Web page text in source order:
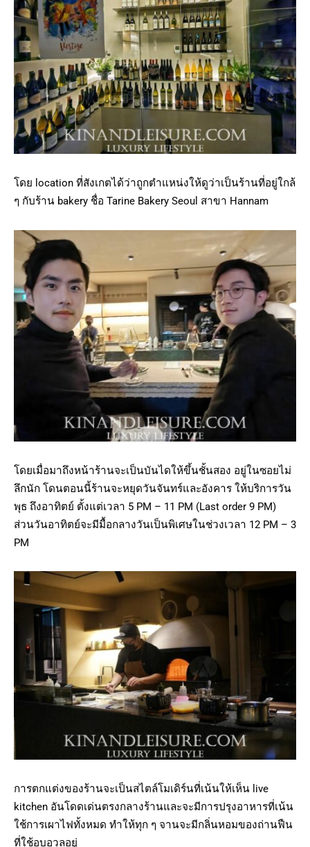
โดย location ที่สังเกตได้ว่าถูกตำแหน่งให้ดูว่าเป็นร้านที่อยู่ใกล้
ๆ กับร้าน bakery ชื่อ Tarine Bakery Seoul สาขา Hannam
โดยเมื่อมาถึงหน้าร้านจะเป็นบันไดให้ขึ้นชั้นสอง อยู่ในซอยไม่
ลึกนัก โดนตอนนี้ร้านจะหยุดวันจันทร์และอังคาร ให้บริการวัน
พุธ ถึงอาทิตย์ ตั้งแต่เวลา 5 PM – 11 PM (Last order 9 PM)
ส่วนวันอาทิตย์จะมีมื้อกลางวันเป็นพิเศษในช่วงเวลา 12 PM – 3
PM
การตกแต่งของร้านจะเป็นสไตล์โมเดิร์นที่เน้นให้เห็น live
kitchen อันโดดเด่นตรงกลางร้านและจะมีการปรุงอาหารที่เน้น
ใช้การเผาไฟทั้งหมด ทำให้ทุก ๆ จานจะมีกลิ่นหอมของถ่านฟืน
ที่ใช้อบอวลอยู่